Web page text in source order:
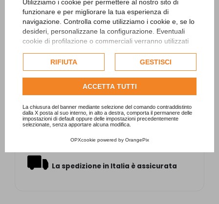
Utilizziamo i cookie per permettere al nostro sito di
funzionare e per migliorare la tua esperienza di
navigazione. Controlla come utilizziamo i cookie e, se lo
desideri, personalizzane la configurazione. Eventuali
cookie di profilazione o commerciali verranno utilizzati
dell'utente e, se consentito, potrebbero essere utilizzati
per personalizzare gli annunci pubblicitari. Per ulteriori
informazioni su come Google utilizza i dati raccolti,
politica sulla privacy di Google
Consulta l'informativa cookie completa.
RIFIUTA GESTISCI
ACCETTA TUTTI
La chiusura del banner mediante selezione del comando contraddistinto
dalla X posta al suo interno, in alto a destra, comporta il permanere delle
impostazioni di default oppure delle impostazioni precedentemente
selezionate, senza apportare alcuna modifica.
OPXcookie powered by OrangePix
consigliamo di verificare i dati di targa e gli
attacchi.
Coperchio del prefiltro trasparente studiato
atmosfere dotato di guarnizione.
Mod. 5P2RF - cv.1,5 - kw. 1,1 - Portata 19 mc/h
A richiesta disponibile anche TRI-FASE (COD.
STA-100-0013)
La spedizione in Italia è assicurata